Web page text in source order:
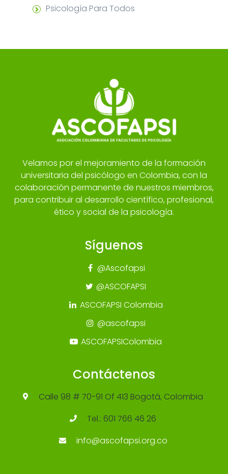
Psicología Para Todos
Velamos por el mejoramiento de la formación
universitaria del psicólogo en Colombia, con la
colaboración permanente de nuestros miembros,
para contribuir al desarrollo científico, profesional,
ético y social de la psicología.
Síguenos
@Ascofapsi
@ASCOFAPSI
ASCOFAPSI Colombia
@ascofapsi
ASCOFAPSIColombia
Contáctenos
Calle 98 # 70-91 Of 413 Bogotá, Colombia
Tel.: 601 766 46 26
info@ascofapsi.org.co